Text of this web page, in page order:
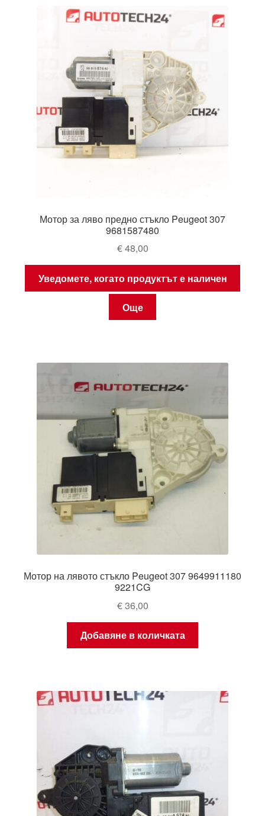
Мотор за ляво предно стъкло Peugeot 307
9681587480
€48,00
Уведомете, когато продуктът е наличен
Още
Мотор на лявото стъкло Peugeot 307 9649911180
9221CG
€36,00
Добавяне в количката